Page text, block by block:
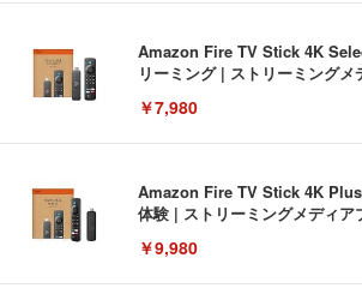
Amazon Fire TV Stick 4K
リーミング | ストリーミングメ
￥7,980
Amazon Fire TV Stick 4K
体験 | ストリーミングメディア
￥9,980